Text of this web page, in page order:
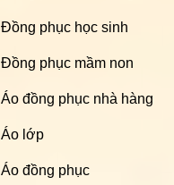
Đồng phục học sinh
Đồng phục mầm non
Áo đồng phục nhà hàng
Áo lớp
Áo đồng phục